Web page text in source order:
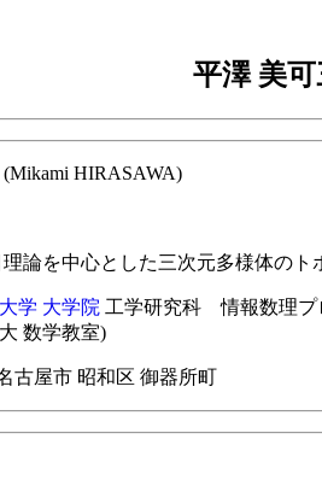
平澤 美
HIRASAWA)
論を中心とした三次元多様体のト
学 大学院 工学研究科 情報数理プ
学教室)
古屋市 昭和区 御器所町